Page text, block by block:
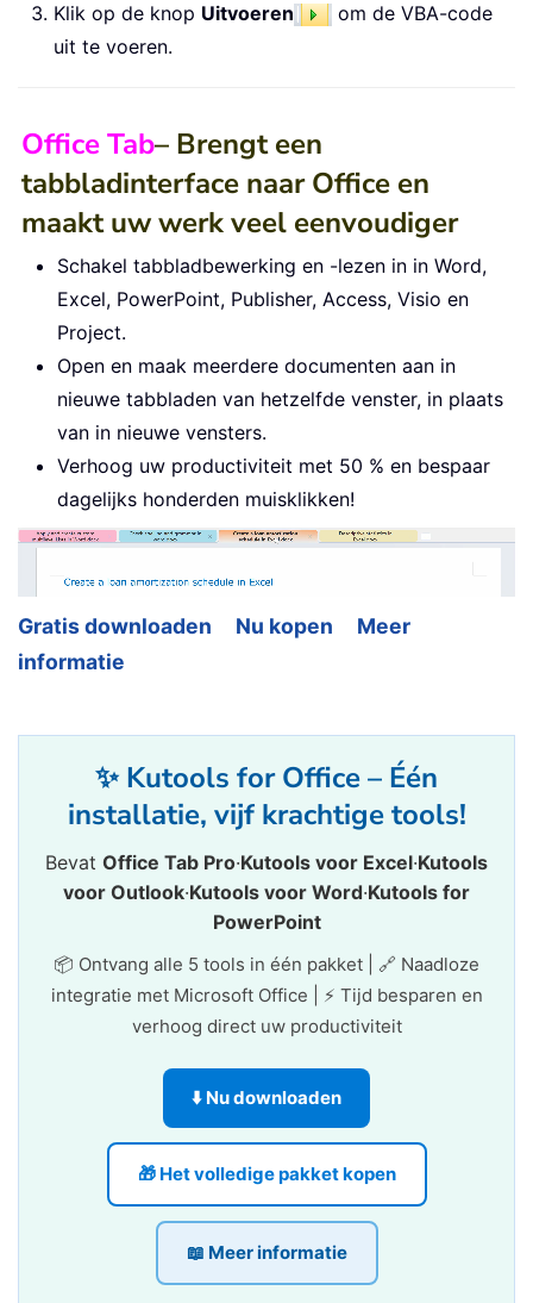
Klik op de knop Uitvoeren
om de VBA-code
uit te voeren.
Office Tab– Brengt een
tabbladinterface naar Office en
maakt uw werk veel eenvoudiger
Schakel tabbladbewerking en -lezen in in Word,
Excel, PowerPoint, Publisher, Access, Visio en
Project.
Open en maak meerdere documenten aan in
nieuwe tabbladen van hetzelfde venster, in plaats
van in nieuwe vensters.
Verhoog uw productiviteit met 50 % en bespaar
dagelijks honderden muisklikken!
Gratis downloaden Nu kopen
Meer
informatie
✨ Kutools for Office – Één
installatie, vijf krachtige tools!
Bevat Office Tab Pro·Kutools voor Excel·Kutools
voor Outlook·Kutools voor Word·Kutools for
PowerPoint
📦 Ontvang alle 5 tools in één pakket | 🔗 Naadloze
integratie met Microsoft Office | ⚡ Tijd besparen en
verhoog direct uw productiviteit
⬇️ Nu downloaden
🎁 Het volledige pakket kopen
📖 Meer informatie